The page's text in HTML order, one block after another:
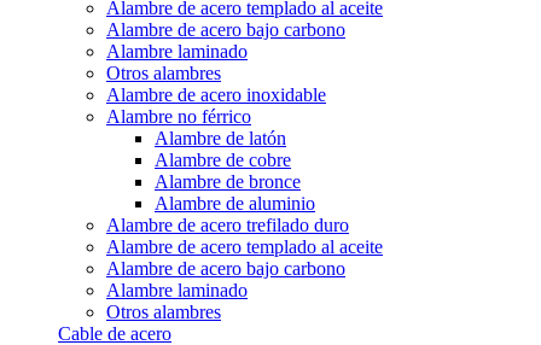
Alambre de acero templado al aceite
Alambre de acero bajo carbono
Alambre laminado
Otros alambres
Alambre de acero inoxidable
Alambre no férrico
Alambre de latón
Alambre de cobre
Alambre de bronce
Alambre de aluminio
Alambre de acero trefilado duro
Alambre de acero templado al aceite
Alambre de acero bajo carbono
Alambre laminado
Otros alambres
Cable de acero